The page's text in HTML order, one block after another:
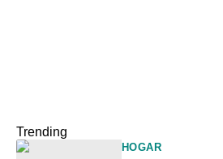
Trending
HOGAR